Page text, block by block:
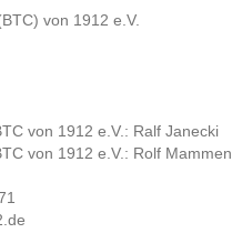
von 1912 e.V.
von 1912 e.V.: Ralf Janecki
von 1912 e.V.: Rolf Mammen